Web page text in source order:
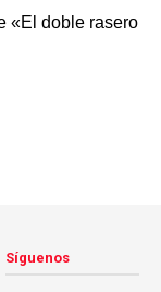
«El doble rasero
Síguenos